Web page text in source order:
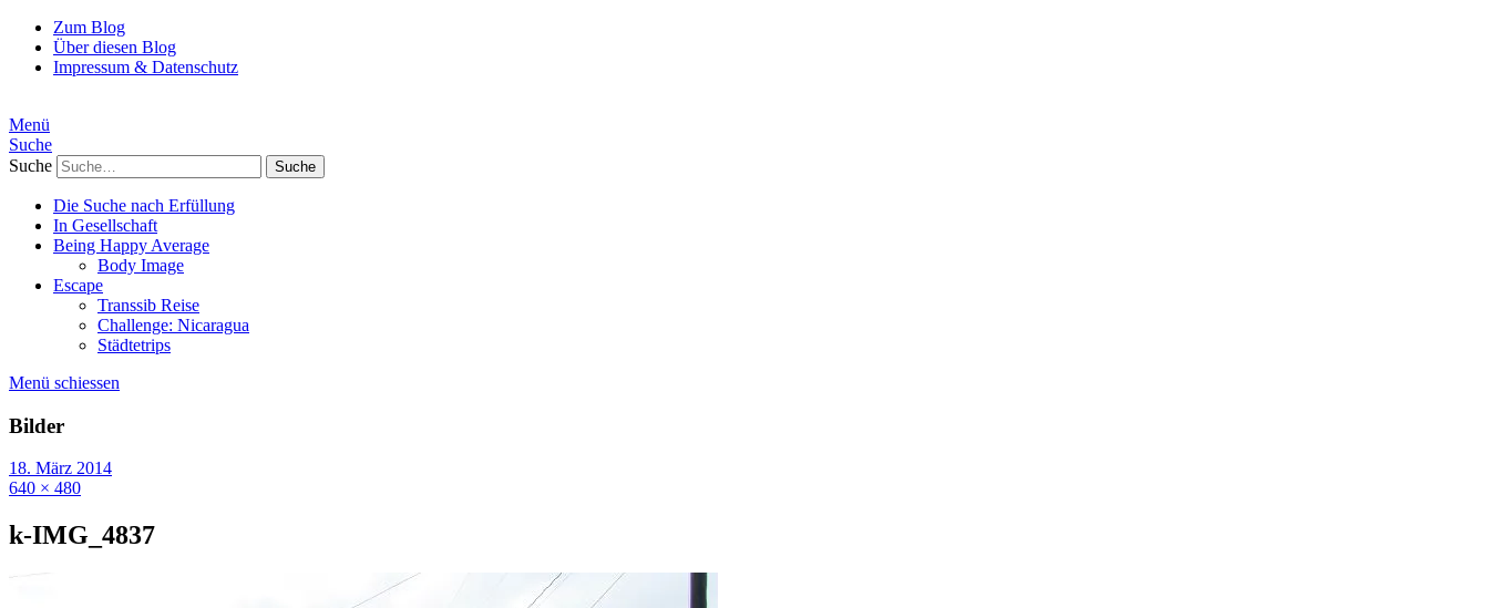
Zum Blog
Über diesen Blog
Impressum & Datenschutz
Menü
Suche
Suche
Die Suche nach Erfüllung
In Gesellschaft
Being Happy Average
Body Image
Escape
Transsib Reise
Challenge: Nicaragua
Städtetrips
Menü schiessen
Bilder
18. März 2014
640 × 480
k-IMG_4837